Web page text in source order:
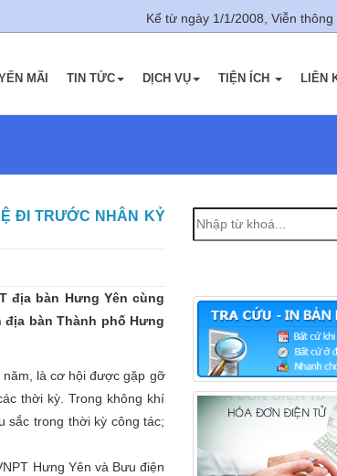
Kể từ ngày 1/1/2008, Viễn thông
MÃI TIN TỨC DỊCH VỤ TIỆN ÍCH LIÊN
ĐI TRƯỚC NHÂN KỶ
địa bàn Hưng Yên cùng
bàn Thành phố Hưng
là cơ hội được gặp gỡ
thời kỳ. Trong không khí
sắc trong thời kỳ công tác;
Hưng Yên và Bưu điện